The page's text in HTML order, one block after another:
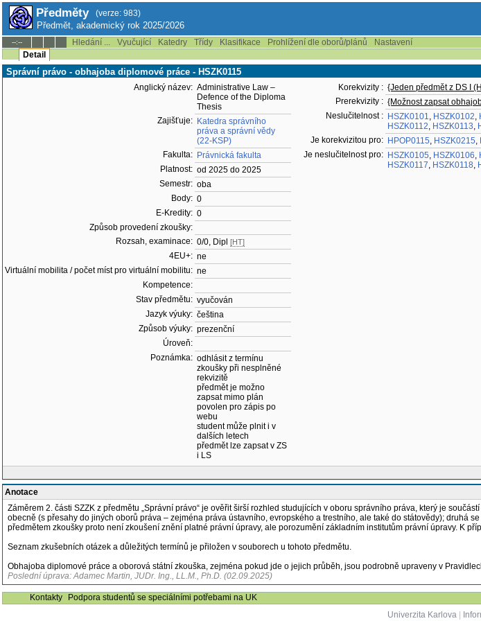
Předměty (verze: 983)
Předmět, akademický rok 2025/2026
--:-- Hledání ... Vyučující Katedry Třídy Klasifikace Prohlížení dle oborů/plánů
Nastavení
Detail
Správní právo - obhajoba diplomové práce - HSZK0115
Anglický název: Administrative Law –
Defence of the Diploma
Thesis
Zajišťuje: Katedra správního
práva a správní vědy
(22-KSP)
Fakulta: Právnická fakulta
Platnost: od 2025 do 2025
Semestr: oba
Body: 0
E-Kredity: 0
Způsob provedení zkoušky:
Rozsah, examinace: 0/0, Dipl [HT]
4EU+: ne
Virtuální mobilita / počet míst pro virtuální mobilitu: ne
Kompetence:
Stav předmětu: vyučován
Jazyk výuky: čeština
Způsob výuky: prezenční
Úroveň:
Poznámka: odhlásit z termínu
zkoušky při nesplněné
rekvizitě
předmět je možno
zapsat mimo plán
povolen pro zápis po
webu
student může plnit i v
dalších letech
předmět lze zapsat v ZS
i LS
Korekvizity : {Jeden předmět z DS I
Prerekvizity : {Možnost zapsat
Neslučitelnost : HSZK0101, HSZK0102,
HSZK0112, HSZK0113,
Je korekvizitou pro: HPOP0115, HSZK0215,
Je neslučitelnost pro: HSZK0105, HSZK0106,
HSZK0117, HSZK0118,
Anotace
Záměrem 2. části SZZK z předmětu „Správní právo“ je ověřit širší rozhled studujících v oboru správního práva, který je
obecně (s přesahy do jiných oborů práva – zejména práva ústavního, evropského a trestního, ale také do státovědy); druhá
předmětem zkoušky proto není zkoušení znění platné právní úpravy, ale porozumění základním institutům právní úpravy. K
Seznam zkušebních otázek a důležitých termínů je přiložen v souborech u tohoto předmětu.
Obhajoba diplomové práce a oborová státní zkouška, zejména pokud jde o jejich průběh, jsou podrobně upraveny v
Poslední úprava: Adamec Martin, JUDr. Ing., LL.M., Ph.D. (02.09.2025)
Kontakty
Podpora studentů se speciálními potřebami na UK
Univerzita Karlova|